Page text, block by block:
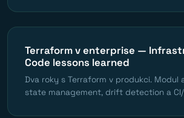
Terraform v enterprise —
Code lessons learned
Dva roky s Terraform v produkci. Modul
state management, drift detection a CI/